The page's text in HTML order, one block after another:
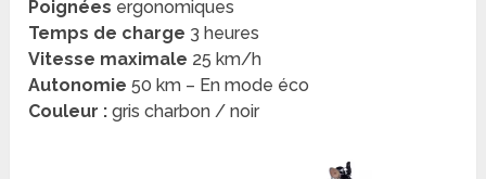
Poignées ergonomiques
Temps de charge 3 heures
Vitesse maximale 25 km/h
Autonomie 50 km – En mode éco
Couleur : gris charbon / noir